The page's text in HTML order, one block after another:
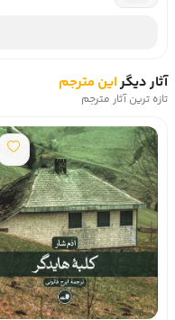
آثار دیگراین مترجم
تازه ترین آثار مترجم